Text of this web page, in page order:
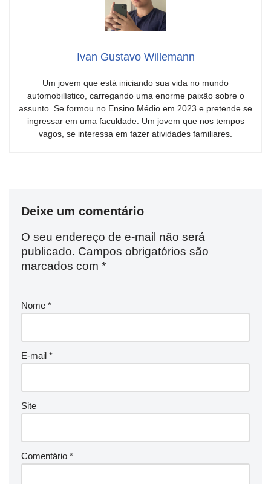
Ivan Gustavo Willemann
Um jovem que está iniciando sua vida no mundo
automobilístico, carregando uma enorme paixão sobre o
assunto. Se formou no Ensino Médio em 2023 e pretende se
ingressar em uma faculdade. Um jovem que nos tempos
vagos, se interessa em fazer atividades familiares.
Deixe um comentário
O seu endereço de e-mail não será
publicado. Campos obrigatórios são
marcados com *
Nome *
E-mail *
Site
Comentário *